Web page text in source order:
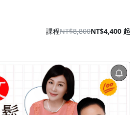
課程NT$8,800NT$4,400 起